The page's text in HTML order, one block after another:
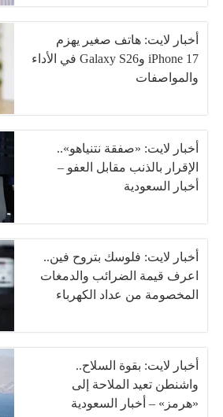
أخبار لايت: هاتف صغير يهزم
iPhone 17 وGalaxy S26 في الأداء
والمواصفات
أخبار لايت: «صفقة نتنياهو»..
الإقرار بالذنب مقابل العفو –
أخبار السعودية
أخبار لايت: فلوسك بتروح فين..
اعرف قيمة الضرائب والدمغات
المخصومة من عداد الكهرباء
أخبار لايت: بقوة السلاح..
واشنطن تعيد الملاحة إلى
«هرمز» – أخبار السعودية